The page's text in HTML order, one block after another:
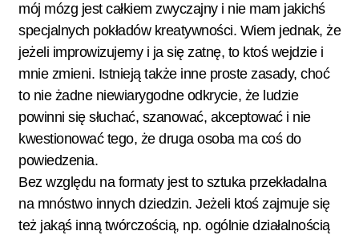
mój mózg jest całkiem zwyczajny i nie mam jakichś
specjalnych pokładów kreatywności. Wiem jednak, że
jeżeli improwizujemy i ja się zatnę, to ktoś wejdzie i
mnie zmieni. Istnieją także inne proste zasady, choć
to nie żadne niewiarygodne odkrycie, że ludzie
powinni się słuchać, szanować, akceptować i nie
kwestionować tego, że druga osoba ma coś do
powiedzenia.
Bez względu na formaty jest to sztuka przekładalna
na mnóstwo innych dziedzin. Jeżeli ktoś zajmuje się
też jakąś inną twórczością, np. ogólnie działalnością